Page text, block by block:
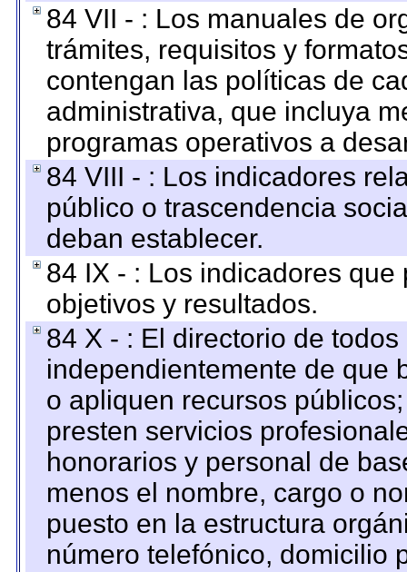
84 VII - : Los manuales de
trámites, requisitos y
contengan las políticas de
administrativa, que incluya
programas operativos a
84 VIII - : Los indicadores
público o trascendencia
deban establecer.
84 IX - : Los indicadores
objetivos y resultados.
84 X - : El directorio de
independientemente de que
o apliquen recursos
presten servicios
honorarios y personal de
menos el nombre, cargo o
puesto en la estructura
número telefónico, domicilio